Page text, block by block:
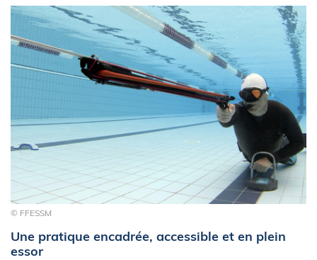
© FFESSM
Une pratique encadrée, accessible et en plein
essor